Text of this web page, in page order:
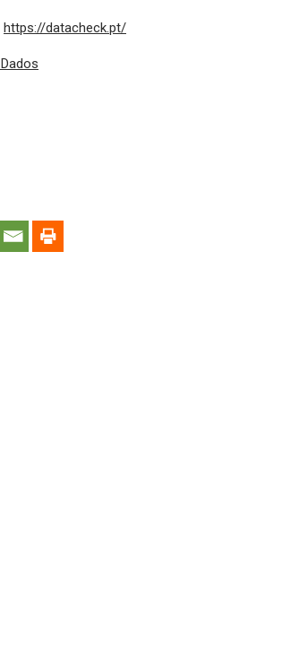
https://datacheck.pt/